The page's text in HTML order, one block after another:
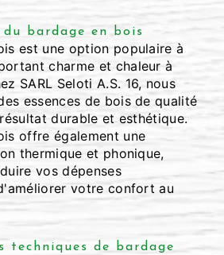
du bardage en bois
est une option populaire à
charme et chaleur à
SARL Seloti A.S. 16, nous
essences de bois de qualité
durable et esthétique.
offre également une
thermique et phonique,
vos dépenses
votre confort au
techniques de bardage